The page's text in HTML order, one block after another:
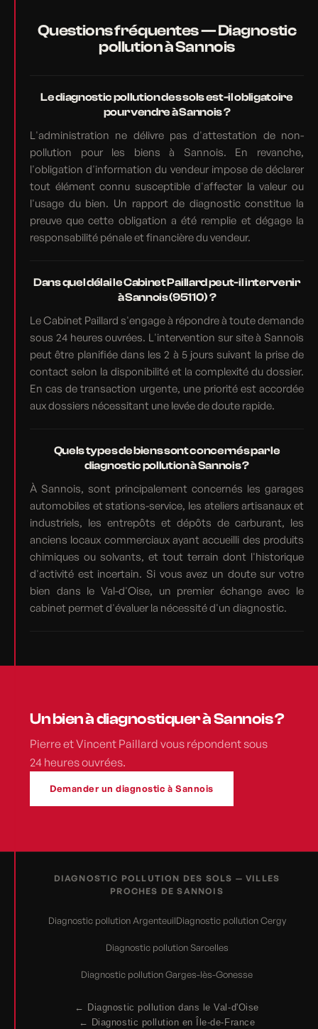
Questions fréquentes — Diagnostic
pollution à Sannois
Le diagnostic pollution des sols est-il obligatoire
pour vendre à Sannois ?
L'administration ne délivre pas d'attestation de non-
pollution pour les biens à Sannois. En revanche,
l'obligation d'information du vendeur impose de déclarer
tout élément connu susceptible d'affecter la valeur ou
l'usage du bien. Un rapport de diagnostic constitue la
preuve que cette obligation a été remplie et dégage la
responsabilité pénale et financière du vendeur.
Dans quel délai le Cabinet Paillard peut-il intervenir
à Sannois (95110) ?
Le Cabinet Paillard s'engage à répondre à toute demande
sous 24 heures ouvrées. L'intervention sur site à Sannois
peut être planifiée dans les 2 à 5 jours suivant la prise de
contact selon la disponibilité et la complexité du dossier.
En cas de transaction urgente, une priorité est accordée
aux dossiers nécessitant une levée de doute rapide.
Quels types de biens sont concernés par le
diagnostic pollution à Sannois ?
À Sannois, sont principalement concernés les garages
automobiles et stations-service, les ateliers artisanaux et
industriels, les entrepôts et dépôts de carburant, les
anciens locaux commerciaux ayant accueilli des produits
chimiques ou solvants, et tout terrain dont l'historique
d'activité est incertain. Si vous avez un doute sur votre
bien dans le Val-d'Oise, un premier échange avec le
cabinet permet d'évaluer la nécessité d'un diagnostic.
Un bien à diagnostiquer à Sannois ?
Pierre et Vincent Paillard vous répondent sous
24 heures ouvrées.
Demander un diagnostic à Sannois
DIAGNOSTIC POLLUTION DES SOLS — VILLES
PROCHES DE SANNOIS
Diagnostic pollution ArgenteuilDiagnostic pollution Cergy
Diagnostic pollution Sarcelles
Diagnostic pollution Garges-lès-Gonesse
← Diagnostic pollution dans le Val-d'Oise
← Diagnostic pollution en Île-de-France